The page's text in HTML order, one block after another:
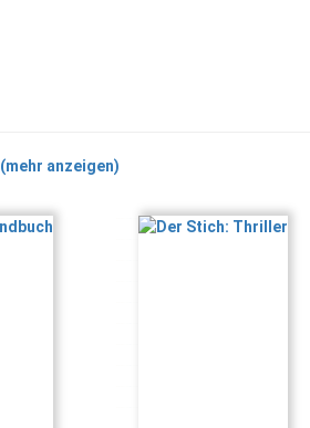
(mehr anzeigen)